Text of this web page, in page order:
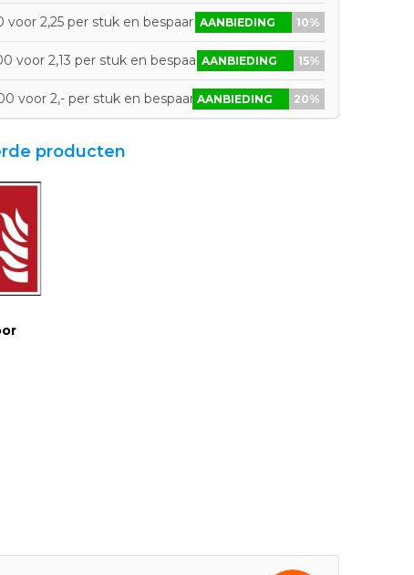
voor 2,25 per stuk en bespaar 10%AANBIEDING 10%
voor 2,13 per stuk en bespaar 15%AANBIEDING 15%
voor 2,- per stuk en bespaar 20%AANBIEDING 20%
producten